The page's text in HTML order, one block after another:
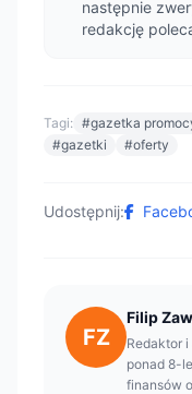
następnie
redakcję
Tagi: #gazetka
#gazetki
#oferty
Udostępnij:
FZ
Filip
Redaktor
ponad 8-
finansów